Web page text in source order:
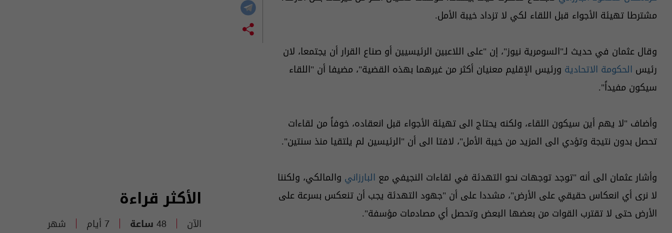
مشترطا تهيئة الأجواء قبل اللقاء لكي لا تزداد خيبة الأمل.
وقال عثمان في حديث لـ"السومرية نيوز"، إن "على اللاعبين الرئيسيين أو صناع القرار أن يجتمعا، لان
رئيس الحكومة الاتحادية ورئيس الإقليم معنيان أكثر من غيرهما بهذه القضية"، مضيفا أن "اللقاء
سيكون مفيداً".
وأضاف "لا يهم أين سيكون اللقاء، ولكنه يحتاج الى تهيئة الأجواء قبل انعقاده، خوفاً من لقاءات
تحصل بدون نتيجة وتؤدي الى المزيد من خيبة الأمل"، لافتا الى أن "الرئيسين لم يلتقيا منذ سنتين".
وأشار عثمان الى أنه "توجد توجهات نحو التهدئة في لقاءات النجيفي مع البارزاني والمالكي، ولكننا
لا نرى أي انعكاس حقيقي على الأرض"، مشددا على أن "جهود التهدئة يجب أن تنعكس بسرعة على
الأرض حتى لا تقترب القوات من بعضها البعض وتحصل أي مصادمات مؤسفة".
الأكثر قراءة
الآن 48 ساعة 7 أيام شهر